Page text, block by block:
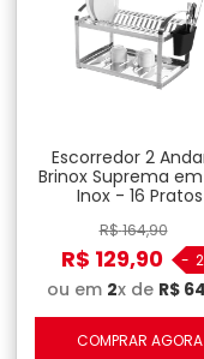
Escorredor 2
Brinox Suprema
Inox - 16 Pratos
R$164,90
R$ 129,90 -
ou em 2x de R$ 64
COMPRAR AGORA